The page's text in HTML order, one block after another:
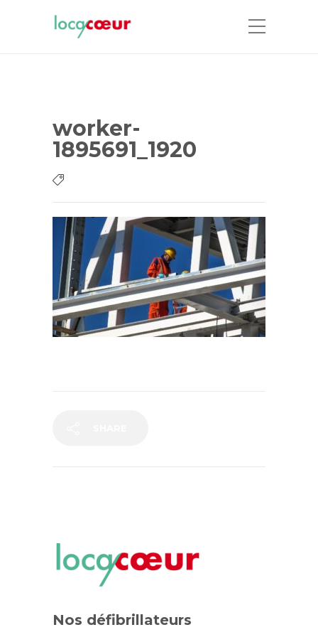
worker-
1895691_1920
Nos défibrillateurs